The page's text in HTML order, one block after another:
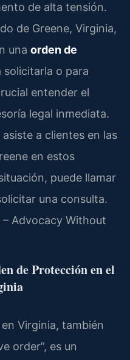
de alta tensión.
de Greene, Virginia,
una orden de
o para
entender el
legal inmediata.
a clientes en las
en estos
puede llamar
una consulta.
– Advocacy Without
de Protección en el
Virginia, también
order”, es un